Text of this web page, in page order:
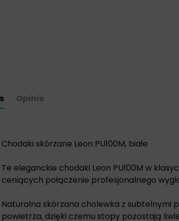
Opinie
Chodaki skórzane Leon PU100M, białe
Te eleganckie chodaki Leon PU100M w
ceniących połączenie profesjonalnego
Naturalna skórzana cholewka z
powietrza, dzięki czemu stopy pozostają